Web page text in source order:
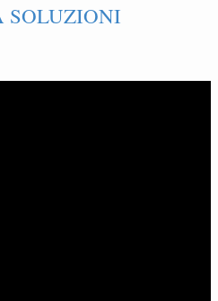
SOLUZIONI